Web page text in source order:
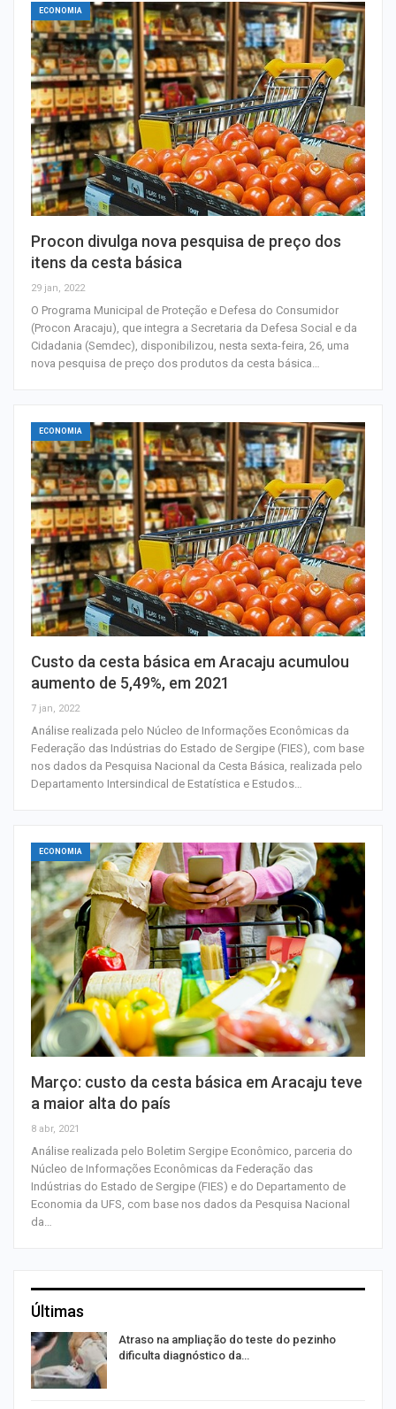
ECONOMIA
Procon divulga nova pesquisa de preço dos
itens da cesta básica
29 jan, 2022
O Programa Municipal de Proteção e Defesa do Consumidor
(Procon Aracaju), que integra a Secretaria da Defesa Social e da
Cidadania (Semdec), disponibilizou, nesta sexta-feira, 26, uma
nova pesquisa de preço dos produtos da cesta básica…
ECONOMIA
Custo da cesta básica em Aracaju acumulou
aumento de 5,49%, em 2021
7 jan, 2022
Análise realizada pelo Núcleo de Informações Econômicas da
Federação das Indústrias do Estado de Sergipe (FIES), com base
nos dados da Pesquisa Nacional da Cesta Básica, realizada pelo
Departamento Intersindical de Estatística e Estudos…
ECONOMIA
Março: custo da cesta básica em Aracaju teve
a maior alta do país
8 abr, 2021
Análise realizada pelo Boletim Sergipe Econômico, parceria do
Núcleo de Informações Econômicas da Federação das
Indústrias do Estado de Sergipe (FIES) e do Departamento de
Economia da UFS, com base nos dados da Pesquisa Nacional
da…
Últimas
Atraso na ampliação do teste do pezinho
dificulta diagnóstico da…